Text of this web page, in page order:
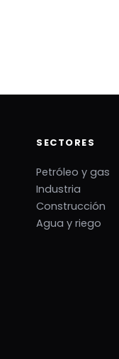
SECTORES
Petróleo y gas
Industria
Construcción
Agua y riego